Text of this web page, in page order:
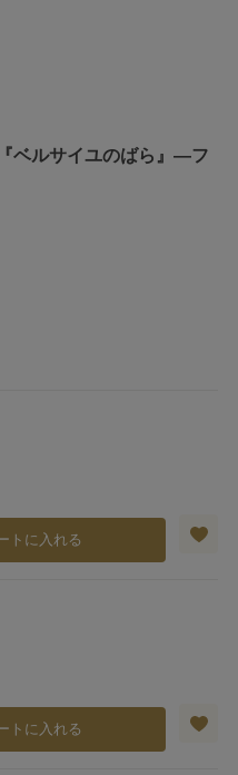
ベルサイユのばら』―フ
トに入れる
トに入れる